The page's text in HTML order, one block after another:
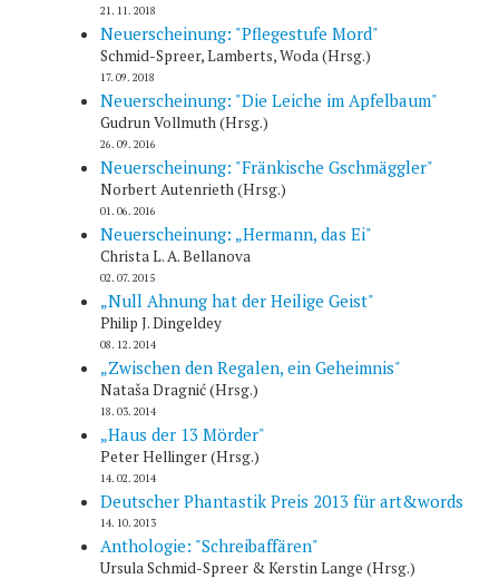
21. 11. 2018
Neuerscheinung: "Pflegestufe Mord"
Schmid-Spreer, Lamberts, Woda (Hrsg.)
17. 09. 2018
Neuerscheinung: "Die Leiche im Apfelbaum"
Gudrun Vollmuth (Hrsg.)
26. 09. 2016
Neuerscheinung: "Fränkische Gschmäggler"
Norbert Autenrieth (Hrsg.)
01. 06. 2016
Neuerscheinung: „Hermann, das Ei"
Christa L. A. Bellanova
02. 07. 2015
„Null Ahnung hat der Heilige Geist"
Philip J. Dingeldey
08. 12. 2014
„Zwischen den Regalen, ein Geheimnis"
Nataša Dragnić (Hrsg.)
18. 03. 2014
„Haus der 13 Mörder"
Peter Hellinger (Hrsg.)
14. 02. 2014
Deutscher Phantastik Preis 2013 für art&words
14. 10. 2013
Anthologie: "Schreibaffären"
Ursula Schmid-Spreer & Kerstin Lange (Hrsg.)